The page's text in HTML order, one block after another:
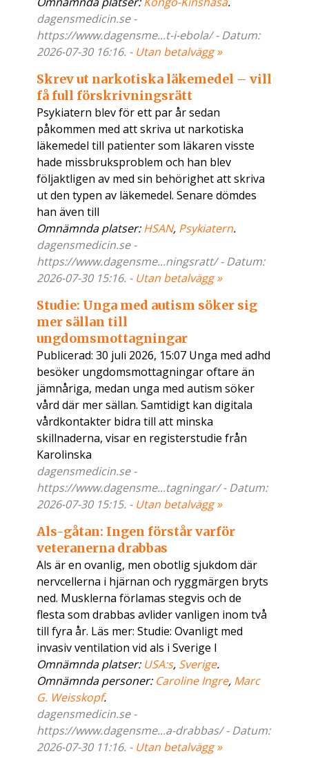
dagensmedicin.se -
https://www.dagensme...t-i-ebola/ - Datum:
2026-07-30 16:16. - Utan betalvägg »
Skrev ut narkotiska läkemedel – vill
få full förskrivningsrätt
Psykiatern blev för ett par år sedan
påkommen med att skriva ut narkotiska
läkemedel till patienter som läkaren visste
hade missbruksproblem och han blev
följaktligen av med sin behörighet att skriva
ut den typen av läkemedel. Senare dömdes
han även till
Omnämnda platser:HSAN, Psykiatern.
dagensmedicin.se -
https://www.dagensme...ningsratt/ - Datum:
2026-07-30 15:16. - Utan betalvägg »
Studie: Unga med autism söker sig
mer sällan till
ungdomsmottagningar
Publicerad: 30 juli 2026, 15:07 Unga med adhd
besöker ungdomsmottagningar oftare än
jämnåriga, medan unga med autism söker
vård där mer sällan. Samtidigt kan digitala
vårdkontakter bidra till att minska
skillnaderna, visar en registerstudie från
Karolinska
dagensmedicin.se -
https://www.dagensme...tagningar/ - Datum:
2026-07-30 15:15. - Utan betalvägg »
Als-gåtan: Ingen förstår varför
veteranerna drabbas
Als är en ovanlig, men obotlig sjukdom där
nervcellerna i hjärnan och ryggmärgen bryts
ned. Musklerna förlamas stegvis och de
flesta som drabbas avlider vanligen inom två
till fyra år. Läs mer: Studie: Ovanligt med
invasiv ventilation vid als i Sverige I
Omnämnda platser: USA:s, Sverige.
Omnämnda personer: Caroline Ingre, Marc
G. Weisskopf.
dagensmedicin.se -
https://www.dagensme...a-drabbas/ - Datum:
2026-07-30 11:16. - Utan betalvägg »